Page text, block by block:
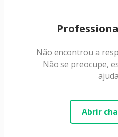
Não encontrou a
Não se preocupe,
Abrir